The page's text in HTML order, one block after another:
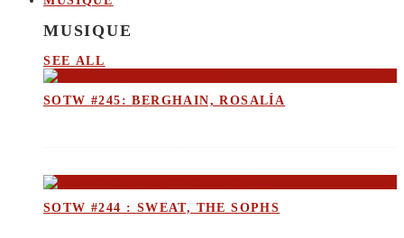
MUSIQUE
SEE ALL
SOTW #245: BERGHAIN, ROSALÍA
SOTW #244 : SWEAT, THE SOPHS